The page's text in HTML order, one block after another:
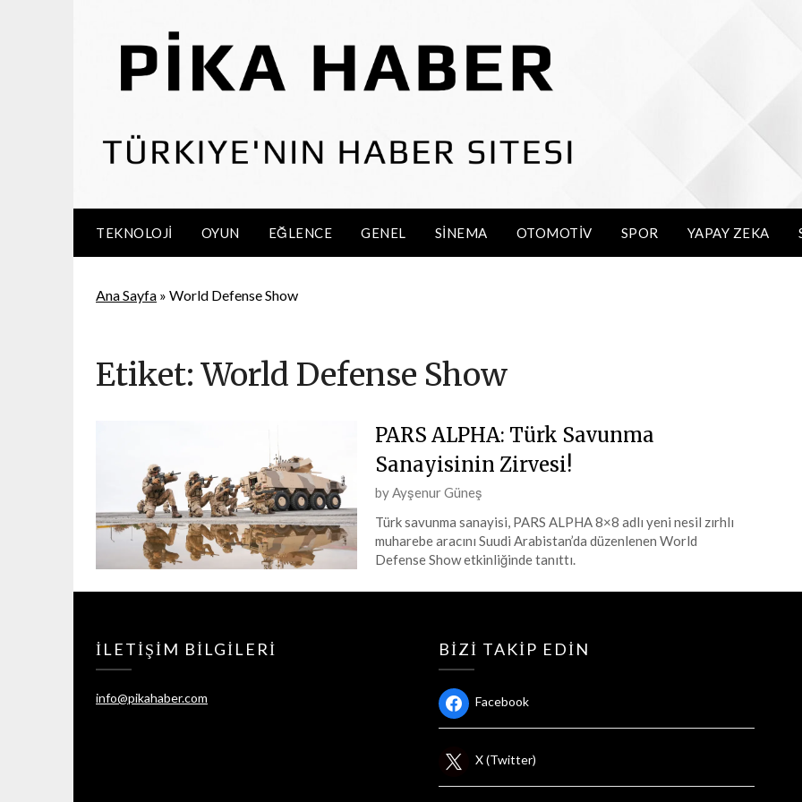
TEKNOLOJI OYUN EĞLENCE GENEL SINEMA OTOMOTIV SPOR YAPAY ZEKA
Ana Sayfa » World Defense Show
Etiket:World Defense Show
PARS ALPHA: Türk Savunma
Sanayisinin Zirvesi!
Posted
Şubat
by Ayşenur Güneş
Türk savunma sanayisi, PARS ALPHA 8×8 adlı yeni nesil zırhlı
muharebe aracını Suudi Arabistan’da düzenlenen World
Defense Show etkinliğinde tanıttı.
İLETIŞIM BILGILERI
info@pikahaber.com
BIZI TAKIP EDIN
Facebook
X (Twitter)